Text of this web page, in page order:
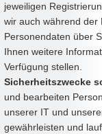
jeweiligen
wir auch während der
Personendaten über
Ihnen weitere
Verfügung stellen.
Sicherheitszwecke
und bearbeiten
unserer IT und
gewährleisten und